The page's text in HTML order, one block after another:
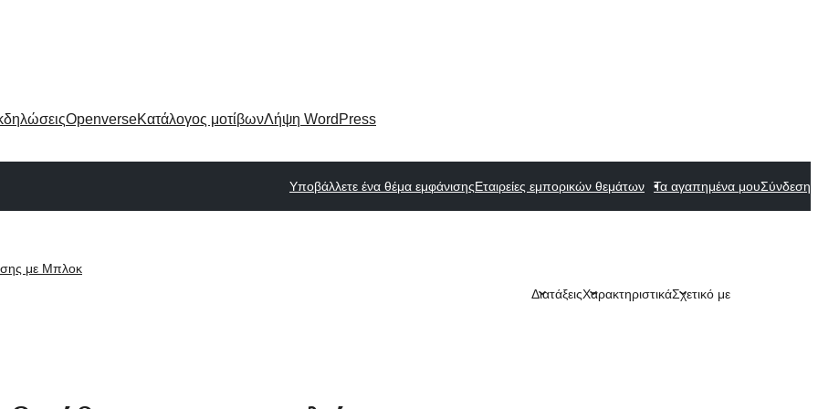
OpenverseΚατάλογος μοτίβωνΛήψη WordPress
Υποβάλλετε ένα θέμα εμφάνισηςΕταιρείες εμπορικών θεμάτων Τα αγαπημένα μουΣύνδεση
με Μπλοκ
ΔιατάξειςΧαρακτηριστικάΣχετικό με